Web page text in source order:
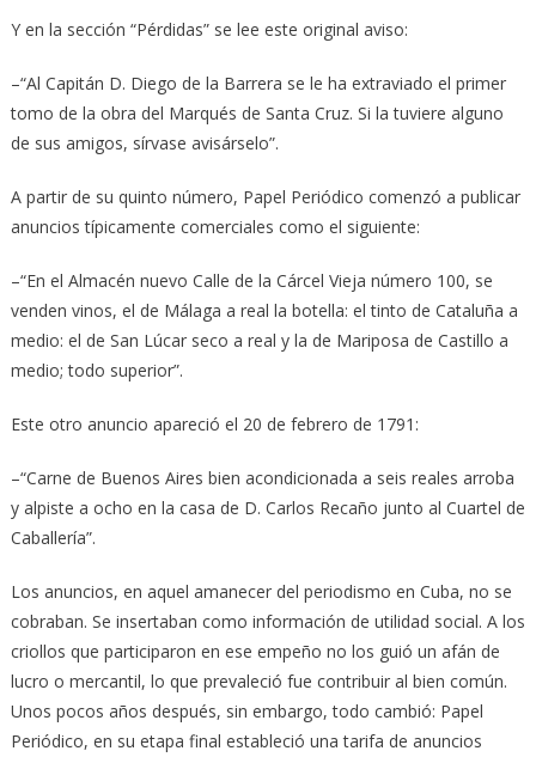
Y en la sección “Pérdidas” se lee este original aviso:
–“Al Capitán D. Diego de la Barrera se le ha extraviado el primer
tomo de la obra del Marqués de Santa Cruz. Si la tuviere alguno
de sus amigos, sírvase avisárselo”.
A partir de su quinto número, Papel Periódico comenzó a publicar
anuncios típicamente comerciales como el siguiente:
–“En el Almacén nuevo Calle de la Cárcel Vieja número 100, se
venden vinos, el de Málaga a real la botella: el tinto de Cataluña a
medio: el de San Lúcar seco a real y la de Mariposa de Castillo a
medio; todo superior”.
Este otro anuncio apareció el 20 de febrero de 1791:
–“Carne de Buenos Aires bien acondicionada a seis reales arroba
y alpiste a ocho en la casa de D. Carlos Recaño junto al Cuartel de
Caballería”.
Los anuncios, en aquel amanecer del periodismo en Cuba, no se
cobraban. Se insertaban como información de utilidad social. A los
criollos que participaron en ese empeño no los guió un afán de
lucro o mercantil, lo que prevaleció fue contribuir al bien común.
Unos pocos años después, sin embargo, todo cambió: Papel
Periódico, en su etapa final estableció una tarifa de anuncios